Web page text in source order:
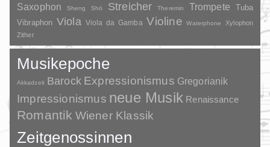
Saxophon Sheng Shō Streicher Theremin Trompete
Tuba
Vibraphon Viola Viola da Gamba Violine Waterphone
Xylophon
Zither
Musikepoche
Akkadzeit Barock Expressionismus Gregorianik
Impressionismus neue Musik Renaissance
Romantik Wiener Klassik
Zeitgenossinnen